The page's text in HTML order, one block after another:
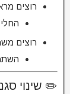
רוצים
רוצים
✏️ שינוי